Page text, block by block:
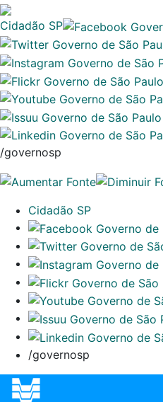
Cidadão SP
/governosp
Cidadão SP
/governosp